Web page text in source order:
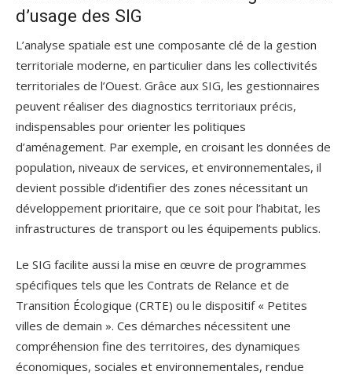
d’usage des SIG
L’analyse spatiale est une composante clé de la gestion
territoriale moderne, en particulier dans les collectivités
territoriales de l’Ouest. Grâce aux SIG, les gestionnaires
peuvent réaliser des diagnostics territoriaux précis,
indispensables pour orienter les politiques
d’aménagement. Par exemple, en croisant les données de
population, niveaux de services, et environnementales, il
devient possible d’identifier des zones nécessitant un
développement prioritaire, que ce soit pour l’habitat, les
infrastructures de transport ou les équipements publics.
Le SIG facilite aussi la mise en œuvre de programmes
spécifiques tels que les Contrats de Relance et de
Transition Écologique (CRTE) ou le dispositif « Petites
villes de demain ». Ces démarches nécessitent une
compréhension fine des territoires, des dynamiques
économiques, sociales et environnementales, rendue